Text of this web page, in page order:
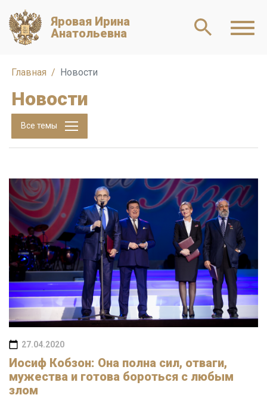
Яровая Ирина
Анатольевна
Главная Новости
Новости
Все темы
27.04.2020
Иосиф Кобзон: Она полна сил, отваги,
мужества и готова бороться с любым
злом